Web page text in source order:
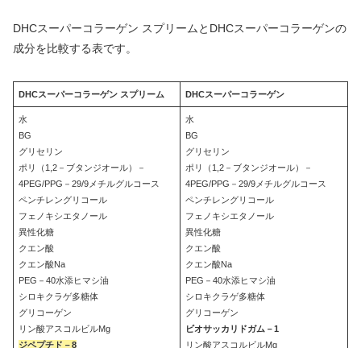
DHCスーパーコラーゲン スプリームとDHCスーパーコラーゲンの
成分を比較する表です。
DHCスーパーコラーゲン スプリーム DHCスーパーコラーゲン
水
BG
グリセリン
ポリ（1,2－ブタンジオール）－
4PEG/PPG－29/9メチルグルコース
ペンチレングリコール
フェノキシエタノール
異性化糖
クエン酸
クエン酸Na
PEG－40水添ヒマシ油
シロキクラゲ多糖体
グリコーゲン
リン酸アスコルビルMg
ジペプチド－8
水
BG
グリセリン
ポリ（1,2－ブタンジオール）－
4PEG/PPG－29/9メチルグルコース
ペンチレングリコール
フェノキシエタノール
異性化糖
クエン酸
クエン酸Na
PEG－40水添ヒマシ油
シロキクラゲ多糖体
グリコーゲン
ビオサッカリドガム－1
リン酸アスコルビルMg